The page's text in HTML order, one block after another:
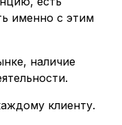
именно с этим
наличие
клиенту.